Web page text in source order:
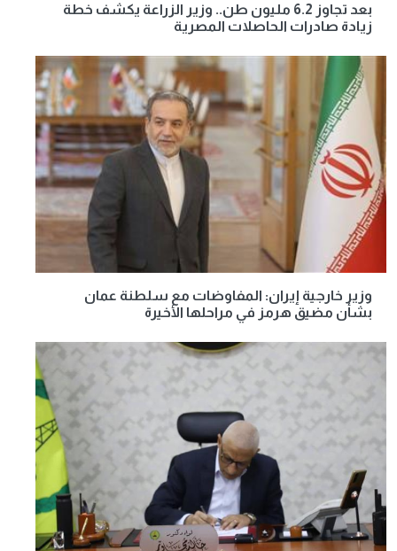
بعد تجاوز 6.2 مليون طن.. وزير الزراعة يكشف خطة
زيادة صادرات الحاصلات المصرية
وزير خارجية إيران: المفاوضات مع سلطنة عمان
بشأن مضيق هرمز في مراحلها الأخيرة